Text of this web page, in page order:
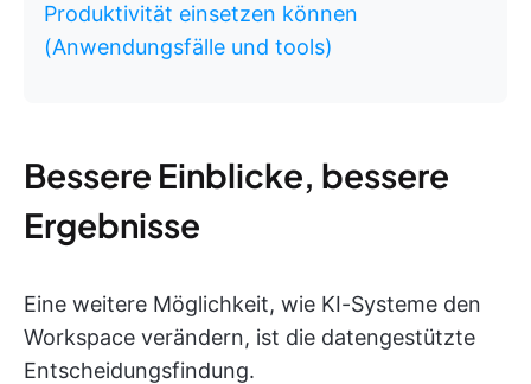
Produktivität einsetzen können
(Anwendungsfälle und tools)
Bessere Einblicke, bessere
Ergebnisse
Eine weitere Möglichkeit, wie KI-Systeme den
Workspace verändern, ist die datengestützte
Entscheidungsfindung.